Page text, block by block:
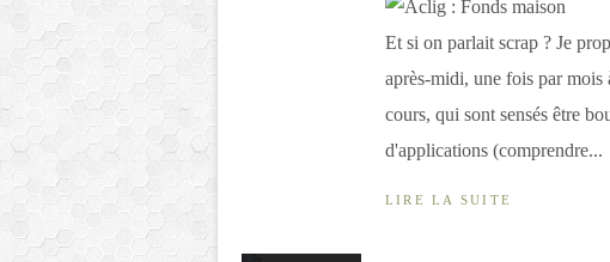
Et si on parlait scrap ? Je
après-midi, une fois par
cours, qui sont sensés être
d'applications (comprendre...
LIRE LA SUITE